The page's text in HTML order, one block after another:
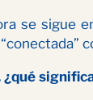
se sigue